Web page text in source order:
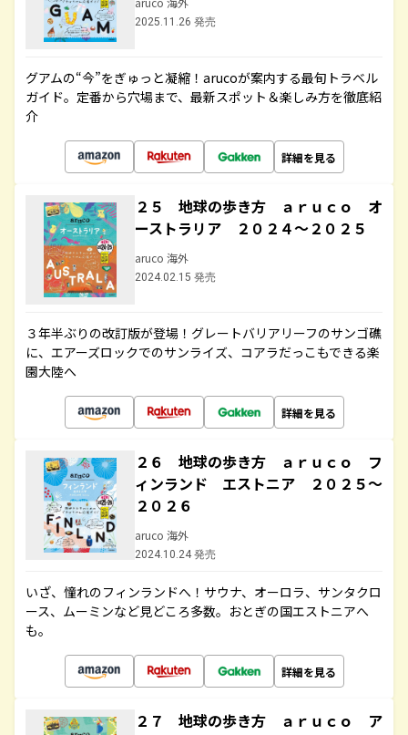
2025.11.26 発売
グアムの“今”をぎゅっと凝縮！arucoが案内する最旬トラベル
ガイド。定番から穴場まで、最新スポット＆楽しみ方を徹底紹
介
詳細を見る
２５ 地球の歩き方 ａｒｕｃｏ オ
ーストラリア ２０２４～２０２５
aruco 海外
2024.02.15 発売
３年半ぶりの改訂版が登場！グレートバリアリーフのサンゴ礁
に、エアーズロックでのサンライズ、コアラだっこもできる楽
園大陸へ
詳細を見る
２６ 地球の歩き方 ａｒｕｃｏ フ
ィンランド エストニア ２０２５～
２０２６
aruco 海外
2024.10.24 発売
いざ、憧れのフィンランドへ！サウナ、オーロラ、サンタクロ
ース、ムーミンなど見どころ多数。おとぎの国エストニアへ
も。
詳細を見る
２７ 地球の歩き方 ａｒｕｃｏ ア